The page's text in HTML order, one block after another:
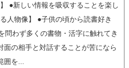
●新しい情報を吸収することを楽し
人物像】 ●子供の頃から読書好き
問わず多くの書物・活字に触れてき
面の相手と対話することが苦になら
を...